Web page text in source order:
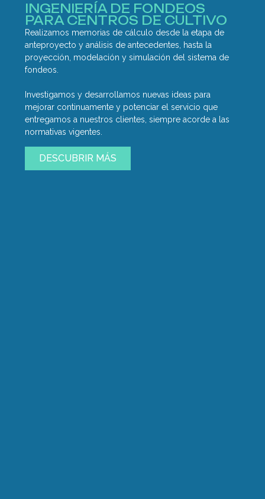
INGENIERÍA DE FONDEOS
PARA CENTROS DE CULTIVO
Realizamos memorias de cálculo desde la etapa de
anteproyecto y análisis de antecedentes, hasta la
proyección, modelación y simulación del sistema de
fondeos.
Investigamos y desarrollamos nuevas ideas para
mejorar continuamente y potenciar el servicio que
entregamos a nuestros clientes, siempre acorde a las
normativas vigentes.
DESCUBRIR MÁS